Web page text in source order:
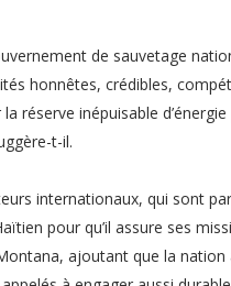
de sauvetage
honnêtes, crédibles,
réserve inépuisable
t-il.
internationaux, qui sont
pour qu’il assure ses
ajoutant que la